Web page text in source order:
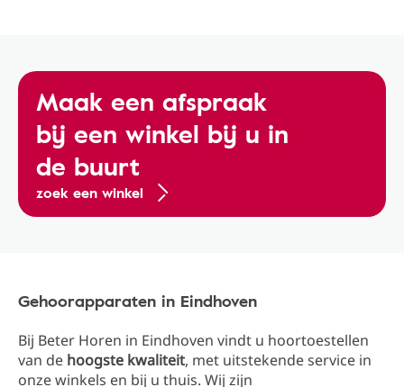
Maak een afspraak
bij een winkel bij u in
de buurt
zoek een winkel
Gehoorapparaten in Eindhoven
Bij Beter Horen in Eindhoven vindt u hoortoestellen
van de hoogste kwaliteit, met uitstekende service in
onze winkels en bij u thuis. Wij zijn